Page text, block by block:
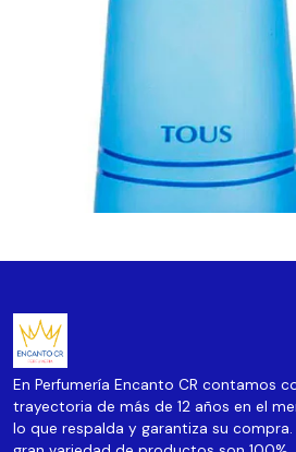
En Perfumería Encanto CR contamos
trayectoria de más de 12 años en el
lo que respalda y garantiza su compra.